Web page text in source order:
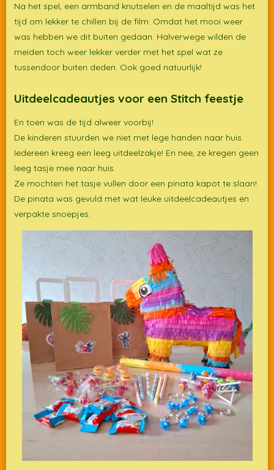
Na het spel, een armband knutselen en de maaltijd was het
tijd om lekker te chillen bij de film. Omdat het mooi weer
was hebben we dit buiten gedaan. Halverwege wilden de
meiden toch weer lekker verder met het spel wat ze
tussendoor buiten deden. Ook goed natuurlijk!
Uitdeelcadeautjes voor een Stitch feestje
En toen was de tijd alweer voorbij!
De kinderen stuurden we niet met lege handen naar huis.
Iedereen kreeg een leeg uitdeelzakje! En nee, ze kregen geen
leeg tasje mee naar huis.
Ze mochten het tasje vullen door een pinata kapot te slaan!
De pinata was gevuld met wat leuke uitdeelcadeautjes en
verpakte snoepjes.